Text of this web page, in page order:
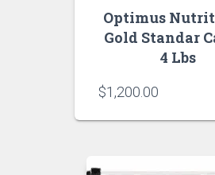
Optimus
Gold Standar
4 Lbs
$1,200.00